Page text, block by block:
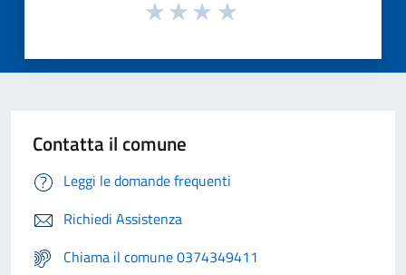
Contatta il comune
Leggi le domande frequenti
Richiedi Assistenza
Chiama il comune 0374349411